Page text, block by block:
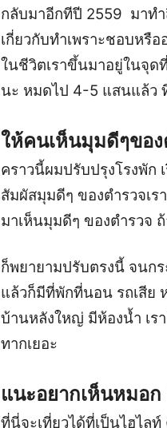
กลับมาอีกทีปี 2559 มาทำ
เกี่ยวกับทำเพราะชอบหรื
ในชีวิตเราขึ้นมาอยู่ในจุ
นะ หมดไป 4-5 แสนแล้ว
ให้คนเห็นมุมดีๆของ
คราวนี้ผมปรับปรุงโรงพัก
สัมผัสมุมดีๆ ของตำรวจเร
มาเห็นมุมดีๆ ของตำรวจ
ก็พยายามปรับตรงนี้ จนก
แล้วก็มีที่พักที่นอน รถเสีย
บ้านหลังใหญ่ มีห้องน้ำ เร
ทากเยอะ
แนะอยากเห็นหมอ
ที่นี่จะเที่ยวได้ที่เป็นไฮไล